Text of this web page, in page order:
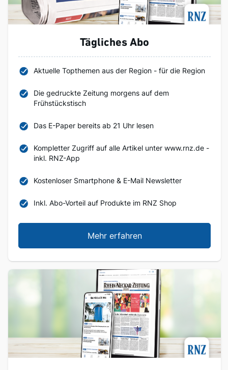
Tägliches Abo
Aktuelle Topthemen aus der Region - für die Region
Die gedruckte Zeitung morgens auf dem
Frühstückstisch
Das E-Paper bereits ab 21 Uhr lesen
Kompletter Zugriff auf alle Artikel unter www.rnz.de -
inkl. RNZ-App
Kostenloser Smartphone & E-Mail Newsletter
Inkl. Abo-Vorteil auf Produkte im RNZ Shop
Mehr erfahren